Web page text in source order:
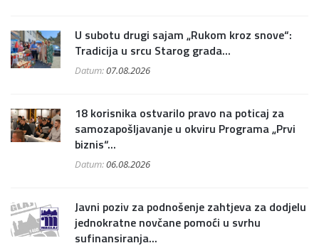
U subotu drugi sajam „Rukom kroz snove“:
Tradicija u srcu Starog grada...
Datum:07.08.2026
18 korisnika ostvarilo pravo na poticaj za
samozapošljavanje u okviru Programa „Prvi
biznis“...
Datum:06.08.2026
Javni poziv za podnošenje zahtjeva za dodjelu
jednokratne novčane pomoći u svrhu
sufinansiranja...